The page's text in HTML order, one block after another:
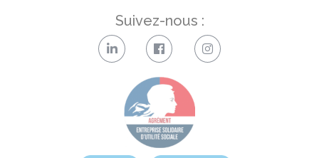
Suivez-nous :